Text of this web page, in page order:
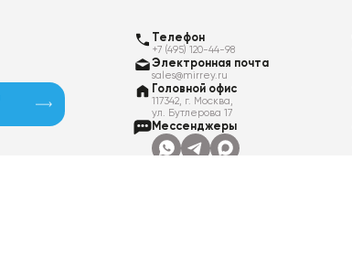
Телефон
+7 (495) 120-44-98
Электронная почта
sales@mirrey.ru
Головной офис
117342, г. Москва,
ул. Бутлерова 17
Мессенджеры